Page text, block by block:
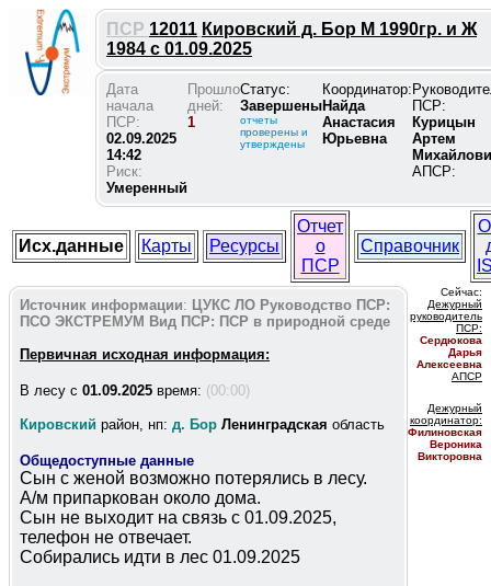
ПСР 12011 Кировский д. Бор М 1990гр. и Ж
1984 с 01.09.2025
Дата
начала
ПСР:
02.09.2025
14:42
Риск:
Умеренный
Прошло
дней:
1
Статус:
Завершены
отчеты
проверены и
утверждены
Координатор:
Найда
Анастасия
Юрьевна
ПСР:
Курицын
Артем
АПСР:
Исх.данные Карты Ресурсы
Отчет
о
ПСР
Справочник
Источник информации: ЦУКС ЛО Руководство ПСР:
ПСО ЭКСТРЕМУМ Вид ПСР: ПСР в природной среде
Первичная исходная информация:
В лесу c 01.09.2025 время: (00:00)
Кировский район, нп: д. Бор Ленинградская область
Общедоступные данные
Сын с женой возможно потерялись в лесу.
А/м припаркован около дома.
Сын не выходит на связь с 01.09.2025,
телефон не отвечает.
Собирались идти в лес 01.09.2025
Сейчас:
Дежурный
руководитель
ПСР:
Сердюкова
Дарья
Алексеевна
АПСР
Дежурный
координатор:
Филиновская
Вероника
Викторовна